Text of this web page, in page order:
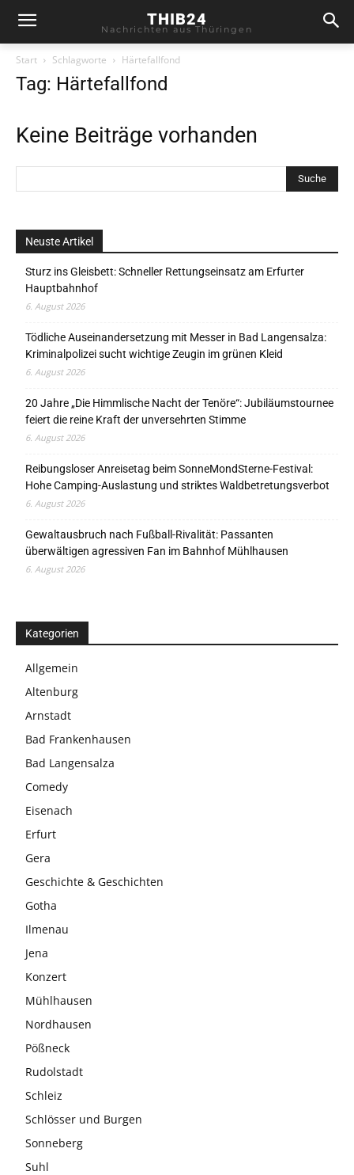
THIB24
Nachrichten aus Thüringen
Start Schlagworte Härtefallfond
Tag: Härtefallfond
Keine Beiträge vorhanden
Neuste Artikel
Sturz ins Gleisbett: Schneller Rettungseinsatz am Erfurter
Hauptbahnhof
6. August 2026
Tödliche Auseinandersetzung mit Messer in Bad Langensalza:
Kriminalpolizei sucht wichtige Zeugin im grünen Kleid
6. August 2026
20 Jahre „Die Himmlische Nacht der Tenöre“: Jubiläumstournee
feiert die reine Kraft der unversehrten Stimme
6. August 2026
Reibungsloser Anreisetag beim SonneMondSterne-Festival:
Hohe Camping-Auslastung und striktes Waldbetretungsverbot
6. August 2026
Gewaltausbruch nach Fußball-Rivalität: Passanten
überwältigen agressiven Fan im Bahnhof Mühlhausen
6. August 2026
Kategorien
Allgemein
Altenburg
Arnstadt
Bad Frankenhausen
Bad Langensalza
Comedy
Eisenach
Erfurt
Gera
Geschichte & Geschichten
Gotha
Ilmenau
Jena
Konzert
Mühlhausen
Nordhausen
Pößneck
Rudolstadt
Schleiz
Schlösser und Burgen
Sonneberg
Suhl